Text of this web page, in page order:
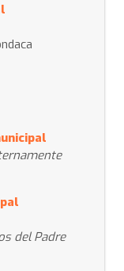
del Padre